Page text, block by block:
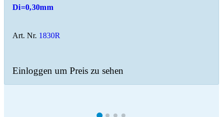
Di=0,30mm
Art. Nr. 1830R
Einloggen um Preis zu sehen